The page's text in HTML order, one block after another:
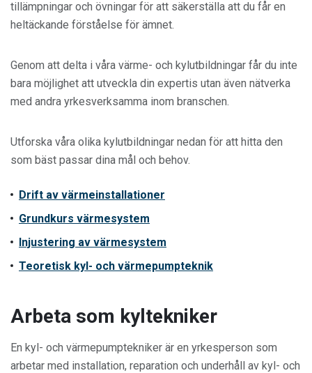
tillämpningar och övningar för att säkerställa att du får en
heltäckande förståelse för ämnet.
Genom att delta i våra värme- och kylutbildningar får du inte
bara möjlighet att utveckla din expertis utan även nätverka
med andra yrkesverksamma inom branschen.
Utforska våra olika kylutbildningar nedan för att hitta den
som bäst passar dina mål och behov.
Drift av värmeinstallationer
Grundkurs värmesystem
Injustering av värmesystem
Teoretisk kyl- och värmepumpteknik
Arbeta som kyltekniker
En kyl- och värmepumptekniker är en yrkesperson som
arbetar med installation, reparation och underhåll av kyl- och